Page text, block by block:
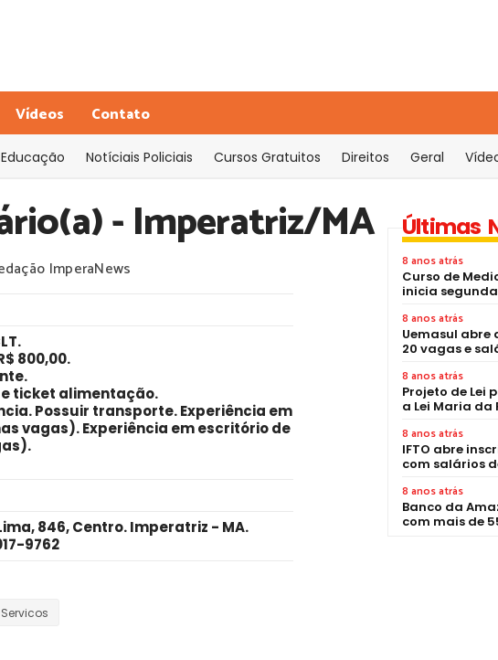
Vídeos Contato
Educação Notíciais Policiais Cursos Gratuitos Direitos Geral
- Imperatriz/MA
ImperaNews
.
800,00.
ticket alimentação.
. Possuir transporte. Experiência em
vagas). Experiência em escritório de
846, Centro. Imperatriz - MA.
9762
Últimas
8 anos atrás
Curso de
inicia segunda
8 anos atrás
Uemasul abre
20 vagas e
8 anos atrás
Projeto de Lei
a Lei Maria da
8 anos atrás
IFTO abre
com salários
8 anos atrás
Banco da
com mais de